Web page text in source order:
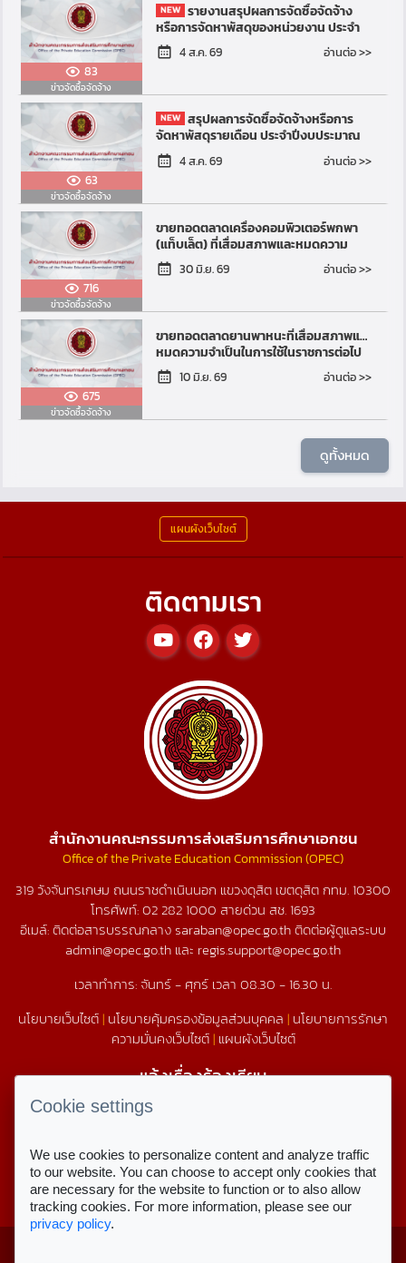
83
ข่าวจัดซื้อจัดจ้าง
รายงานสรุปผลการจัดซื้อจัดจ้าง
หรือการจัดหาพัสดุของหน่วยงาน ประจำ
ปีงบประมาณ พ.ศ. 2568
4 ส.ค. 69 อ่านต่อ >>
63
ข่าวจัดซื้อจัดจ้าง
สรุปผลการจัดซื้อจัดจ้างหรือการ
จัดหาพัสดุรายเดือน ประจำปีงบประมาณ
พ.ศ. 25694 ส.ค. 69 อ่านต่อ >>
716
ข่าวจัดซื้อจัดจ้าง
ขายทอดตลาดเครื่องคอมพิวเตอร์พกพา
(แท็บเล็ต) ที่เสื่อมสภาพและหมดความ
จำเป็นในการใช้ในราชการต่อไป จำนวน
๓,๒๒๐ เครื่อง
30 มิ.ย. 69 อ่านต่อ >>
675
ข่าวจัดซื้อจัดจ้าง
ขายทอดตลาดยานพาหนะที่เสื่อมสภาพและ
หมดความจำเป็นในการใช้ในราชการต่อไป
จำนวน ๗ คัน
10 มิ.ย. 69 อ่านต่อ >>
ดูทั้งหมด
แผนผังเว็บไซต์
ติดตามเรา
สำนักงานคณะกรรมการส่งเสริมการศึกษาเอกชน
Office of the Private Education Commission (OPEC)
319 วังจันทรเกษม ถนนราชดำเนินนอก แขวงดุสิต เขตดุสิต กทม. 10300
โทรศัพท์:02 282 1000 สายด่วน สช.1693
อีเมล์: ติดต่อสารบรรณกลาง saraban@opec.go.th ติดต่อผู้ดูแลระบบ
admin@opec.go.th และ regis.support@opec.go.th
เวลาทำการ: จันทร์ - ศุกร์ เวลา 08.30 - 16.30 น.
นโยบายเว็บไซต์| นโยบายคุ้มครองข้อมูลส่วนบุคคล | นโยบายการรักษา
ความมั่นคงเว็บไซต์| แผนผังเว็บไซต์
แจ้งเรื่องร้องเรียน
1579
สถิติการใช้งานเว็บไซต์
สถิติการเข้าชม
Cookie settings
We use cookies to personalize content and analyze traffic
to our website. You can choose to accept only cookies that
are necessary for the website to function or to also allow
tracking cookies. For more information, please see our
privacy policy.